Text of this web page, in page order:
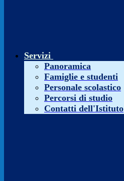
Servizi
Panoramica
Famiglie e studenti
Personale scolastico
Percorsi di studio
Contatti dell'Istituto